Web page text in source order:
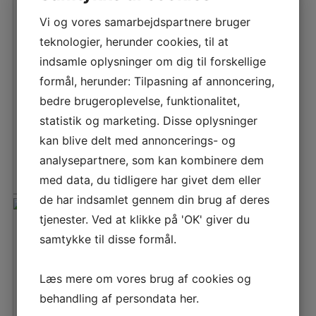
BUKH
BRÆNDSTOFFILTER
DV10/18/20/24/29/32/36/48
Den
oprindelige
pris
var:
333,00 DKK.
299,70DKKDen
aktuelle
pris
er:
299,70 DKK.
LÆS MERE
610D0053
200,45DKK
Den
Vi og vores samarbejdspartnere bruger
teknologier, herunder cookies, til at
indsamle oplysninger om dig til forskellige
formål, herunder: Tilpasning af annoncering,
bedre brugeroplevelse, funktionalitet,
statistik og marketing. Disse oplysninger
kan blive delt med annoncerings- og
analysepartnere, som kan kombinere dem
med data, du tidligere har givet dem eller
de har indsamlet gennem din brug af deres
tjenester. Ved at klikke på 'OK' giver du
samtykke til disse formål.
Læs mere om vores brug af cookies og
behandling af persondata her.